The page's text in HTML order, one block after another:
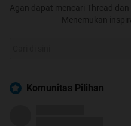
Agan dapat mencari Thread
Menemukan
Komunitas Pilihan